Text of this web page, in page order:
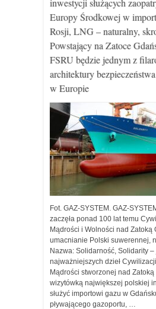
inwestycji służących
Europy Środkowej w
Rosji, LNG – naturalny,
Powstający na Zatoce
FSRU będzie jednym z
architektury
w Europie
Fot. GAZ-SYSTEM. GAZ-
zaczęła ponad 100 lat temu
Mądrości i Wolności nad Zatoką
umacnianie Polski suwerennej,
Nazwa: Solidarność, Solidarity
najważniejszych dzieł
Mądrości stworzonej nad
wizytówką największej polskiej
służyć importowi gazu w
pływającego gazoportu, …